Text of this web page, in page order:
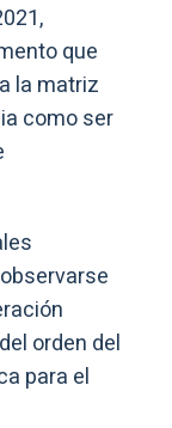
que
la matriz
como ser
orden del
para el